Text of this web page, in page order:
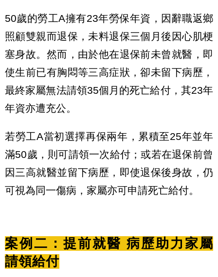
50歲的勞工A擁有23年勞保年資，因辭職返鄉
照顧雙親而退保，未料退保三個月後因心肌梗
塞身故。然而，由於他在退保前未曾就醫，即
使生前已有胸悶等三高症狀，卻未留下病歷，
最終家屬無法請領35個月的死亡給付，其23年
年資亦遭充公。
若勞工A當初選擇再保兩年，累積至25年並年
滿50歲，則可請領一次給付；或若在退保前曾
因三高就醫並留下病歷，即使退保後身故，仍
可視為同一傷病，家屬亦可申請死亡給付。
案例二：提前就醫 病歷助力家屬
請領給付